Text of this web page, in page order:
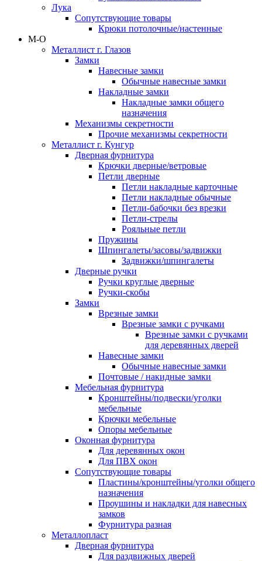
Лука
Сопутствующие товары
Крюки потолочные/настенные
М-О
Металлист г. Глазов
Замки
Навесные замки
Обычные навесные замки
Накладные замки
Накладные замки общего
назначения
Механизмы секретности
Прочие механизмы секретности
Металлист г. Кунгур
Дверная фурнитура
Крючки дверные/ветровые
Петли дверные
Петли накладные карточные
Петли накладные обычные
Петли-бабочки без врезки
Петли-стрелы
Рояльные петли
Пружины
Шпингалеты/засовы/задвижки
Задвижки/шпингалеты
Дверные ручки
Ручки круглые дверные
Ручки-скобы
Замки
Врезные замки
Врезные замки с ручками
Врезные замки с ручками
для деревянных дверей
Навесные замки
Обычные навесные замки
Почтовые / накидные замки
Мебельная фурнитура
Кронштейны/подвески/уголки
мебельные
Крючки мебельные
Опоры мебельные
Оконная фурнитура
Для деревянных окон
Для ПВХ окон
Сопутствующие товары
Пластины/кронштейны/уголки общего
назначения
Проушины и накладки для навесных
замков
Фурнитура разная
Металлопласт
Дверная фурнитура
Для раздвижных дверей